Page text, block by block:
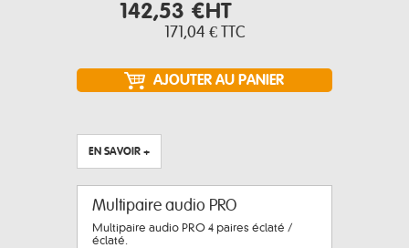
142,53 €HT
171,04 € TTC
EN SAVOIR +
Multipaire audio PRO
Multipaire audio PRO 4 paires éclaté /
éclaté.